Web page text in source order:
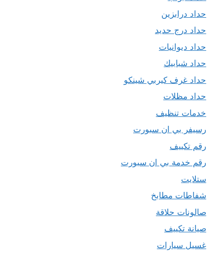
حداد درابزين
حداد درج حديد
حداد ديوانيات
حداد شبابيك
حداد غرف كيربي شينكو
حداد مظلات
خدمات تنظيف
رسيفر بي ان سبورت
رقم تكييف
رقم خدمة بي ان سبورت
ستلايت
شفاطات مطابخ
صالونات حلاقة
صيانة تكييف
غسيل سيارات